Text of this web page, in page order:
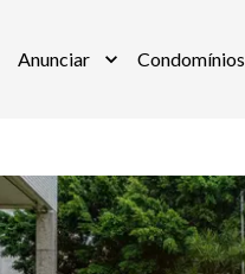
Anunciar Condomínios